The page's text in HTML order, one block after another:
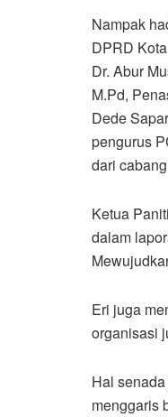
Nampak
DPRD
Dr. Abur
M.Pd,
Dede
pengurus
dari
Ketua
dalam
Eri juga
organisasi
Hal
menggaris